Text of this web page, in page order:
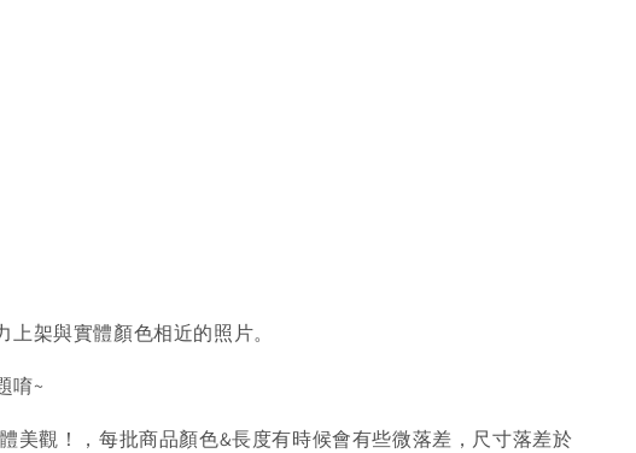
架與實體顏色相近的照片。
唷~
觀！，每批商品顏色&長度有時候會有些微落差，尺寸落差於